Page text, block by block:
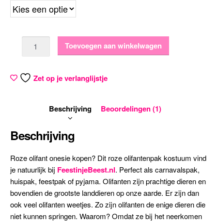
Aantal Toevoegen aan winkelwagen
Zet op je verlanglijstje
Beschrijving Beoordelingen (1)
Beschrijving
Roze olifant onesie kopen? Dit roze olifantenpak kostuum vind
je natuurlijk bij FeestinjeBeest.nl. Perfect als carnavalspak,
huispak, feestpak of pyjama. Olifanten zijn prachtige dieren en
bovendien de grootste landdieren op onze aarde. Er zijn dan
ook veel olifanten weetjes. Zo zijn olifanten de enige dieren die
niet kunnen springen. Waarom? Omdat ze bij het neerkomen